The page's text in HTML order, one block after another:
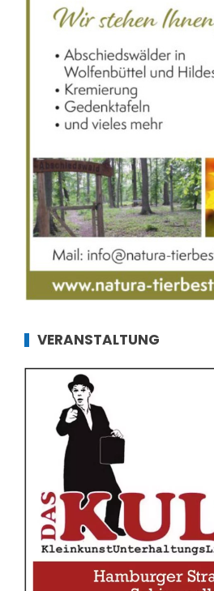
VERANSTALTUNG